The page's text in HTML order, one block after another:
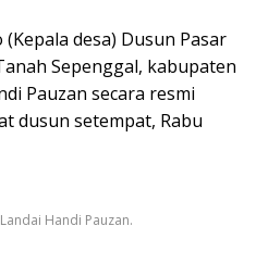
(Kepala desa) Dusun Pasar
Sepenggal, kabupaten
Pauzan secara resmi
dusun setempat, Rabu
Handi Pauzan.